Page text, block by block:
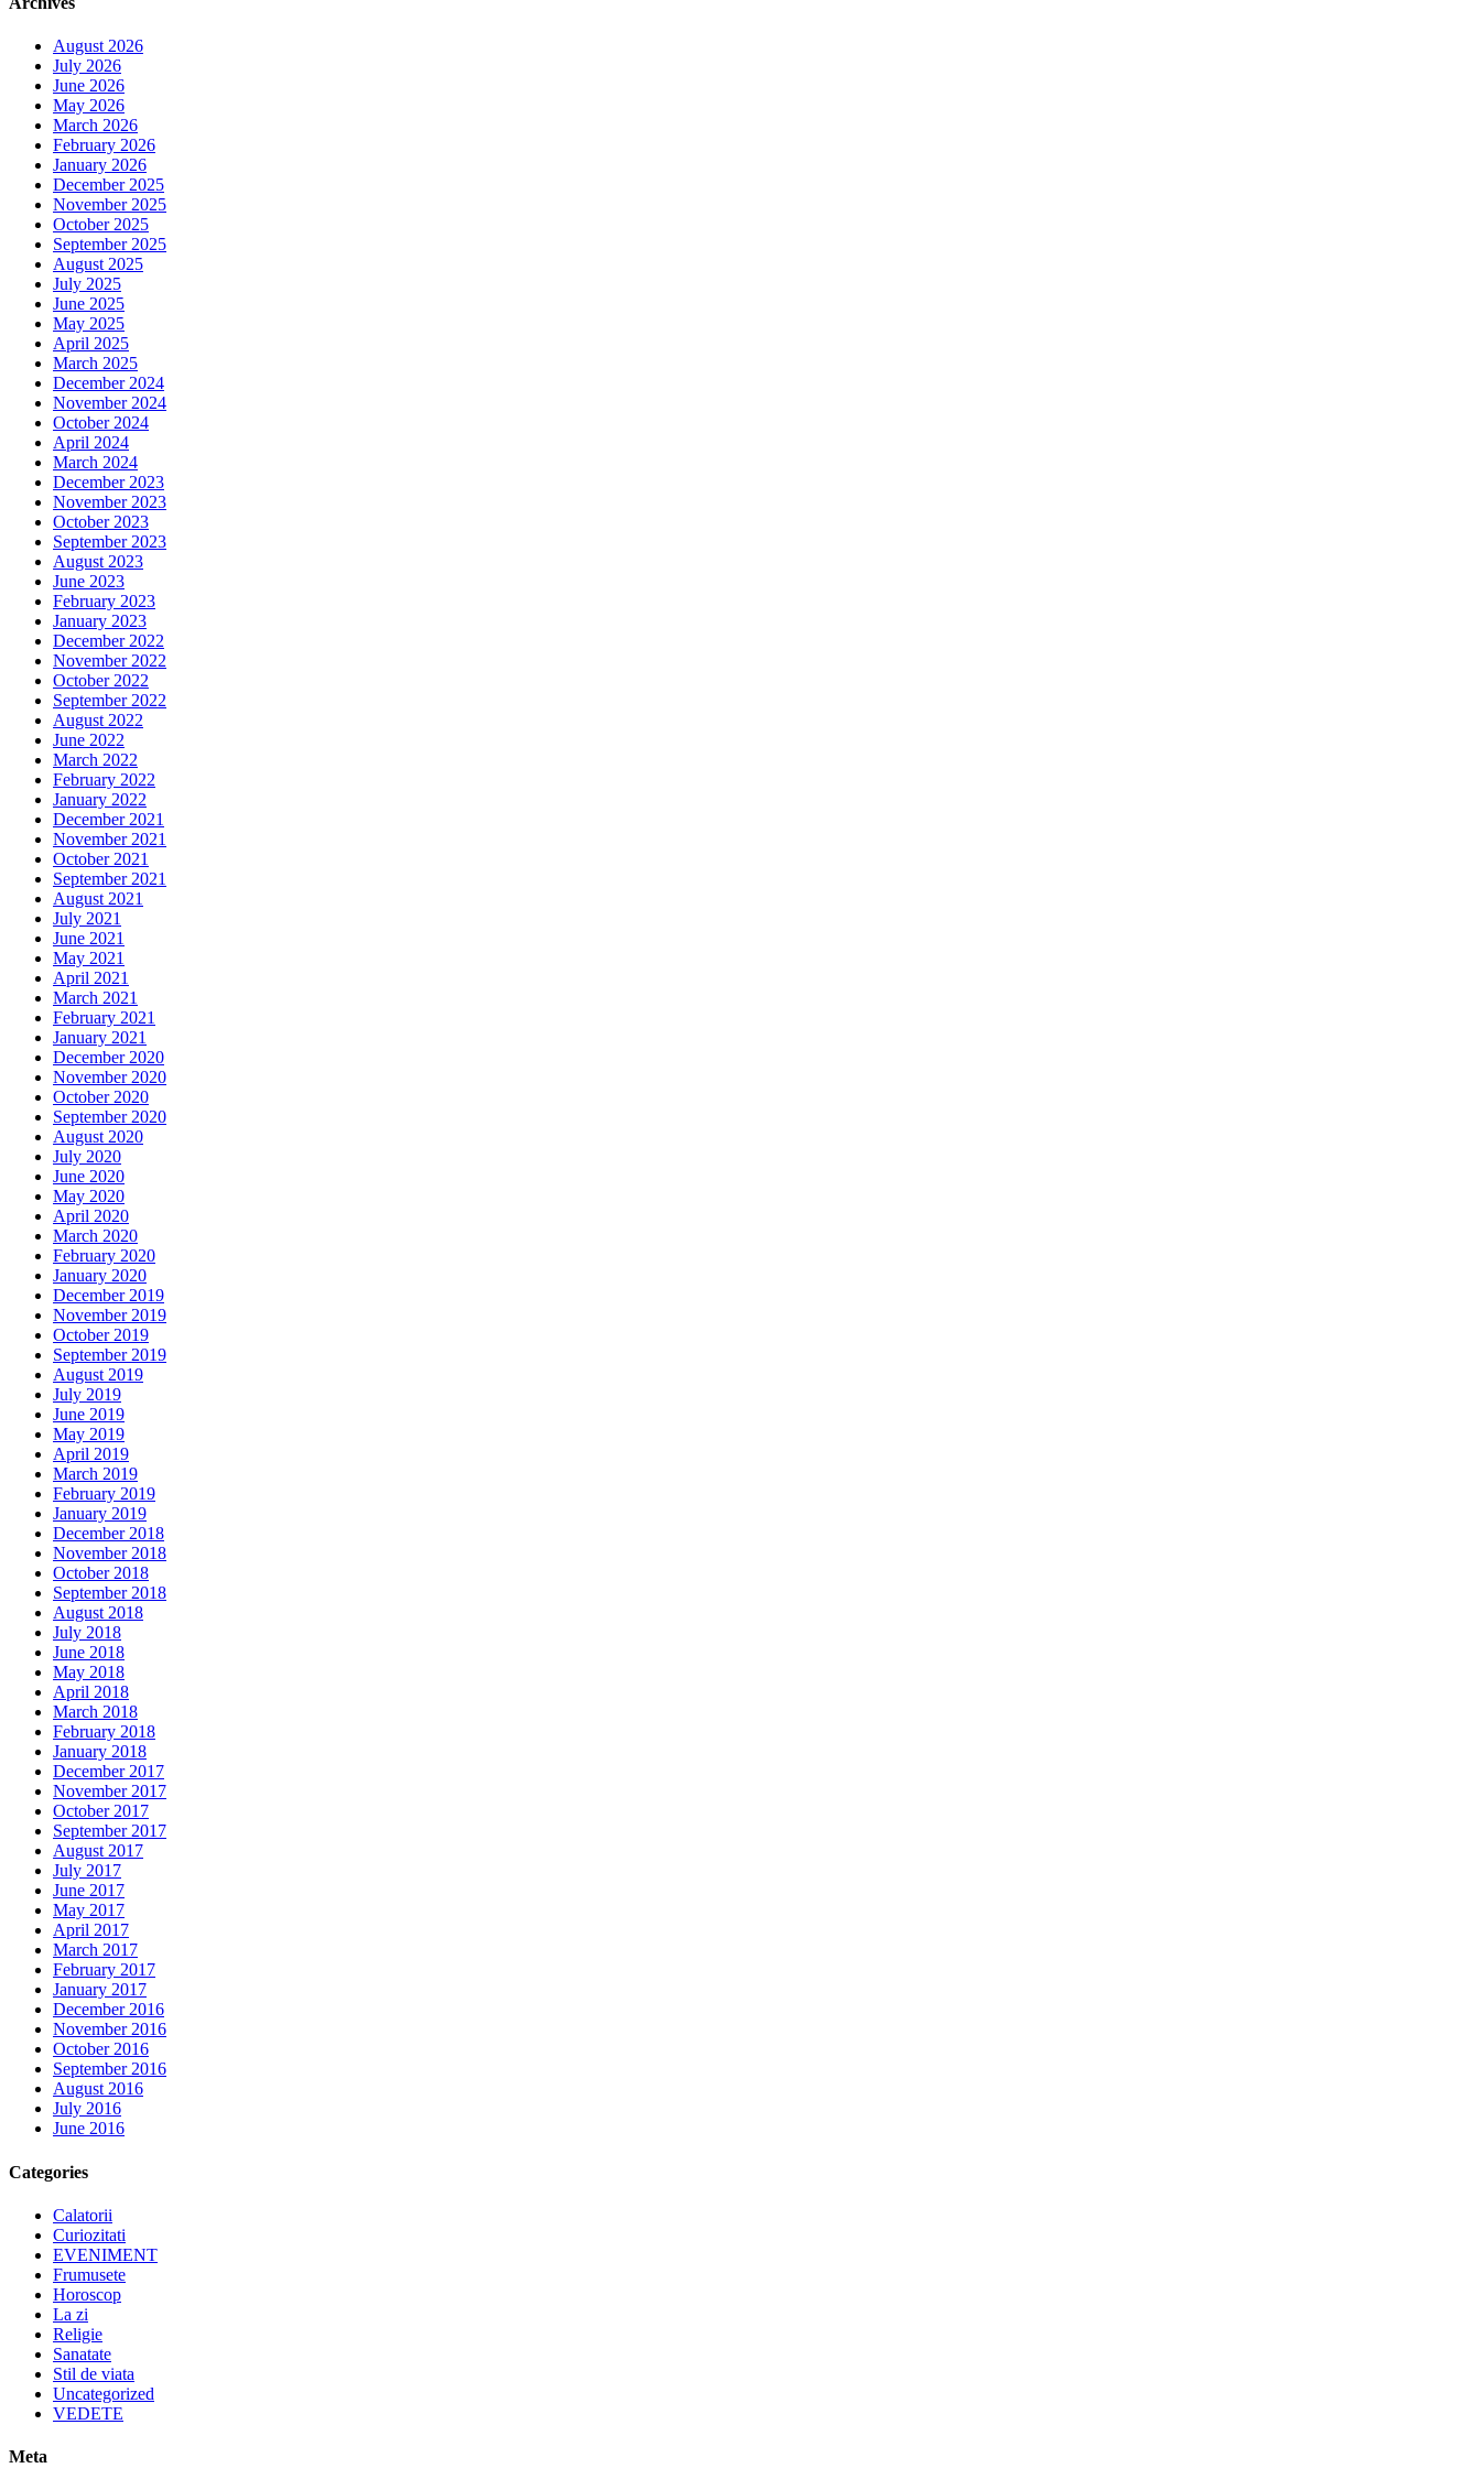
August 2026
July 2026
June 2026
May 2026
March 2026
February 2026
January 2026
December 2025
November 2025
October 2025
September 2025
August 2025
July 2025
June 2025
May 2025
April 2025
March 2025
December 2024
November 2024
October 2024
April 2024
March 2024
December 2023
November 2023
October 2023
September 2023
August 2023
June 2023
February 2023
January 2023
December 2022
November 2022
October 2022
September 2022
August 2022
June 2022
March 2022
February 2022
January 2022
December 2021
November 2021
October 2021
September 2021
August 2021
July 2021
June 2021
May 2021
April 2021
March 2021
February 2021
January 2021
December 2020
November 2020
October 2020
September 2020
August 2020
July 2020
June 2020
May 2020
April 2020
March 2020
February 2020
January 2020
December 2019
November 2019
October 2019
September 2019
August 2019
July 2019
June 2019
May 2019
April 2019
March 2019
February 2019
January 2019
December 2018
November 2018
October 2018
September 2018
August 2018
July 2018
June 2018
May 2018
April 2018
March 2018
February 2018
January 2018
December 2017
November 2017
October 2017
September 2017
August 2017
July 2017
June 2017
May 2017
April 2017
March 2017
February 2017
January 2017
December 2016
November 2016
October 2016
September 2016
August 2016
July 2016
June 2016
Categories
Calatorii
Curiozitati
EVENIMENT
Frumusete
Horoscop
La zi
Religie
Sanatate
Stil de viata
Uncategorized
VEDETE
Meta